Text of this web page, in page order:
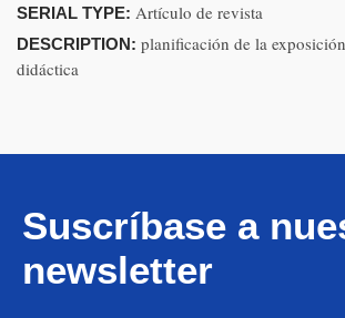
SERIAL TYPE: Artículo de revista
DESCRIPTION: planificación de la
didáctica
Suscríbase a
newsletter